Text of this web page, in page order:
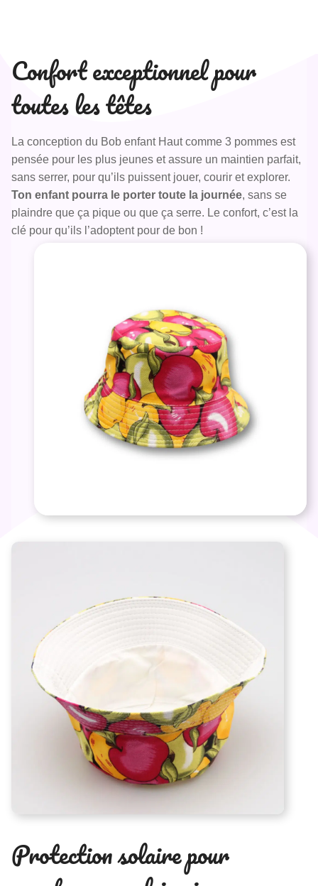
Confort exceptionnel pour
toutes les têtes
La conception du Bob enfant Haut comme 3 pommes est
pensée pour les plus jeunes et assure un maintien parfait,
sans serrer, pour qu’ils puissent jouer, courir et explorer.
Ton enfant pourra le porter toute la journée, sans se
plaindre que ça pique ou que ça serre. Le confort, c’est la
clé pour qu’ils l’adoptent pour de bon !
Protection solaire pour